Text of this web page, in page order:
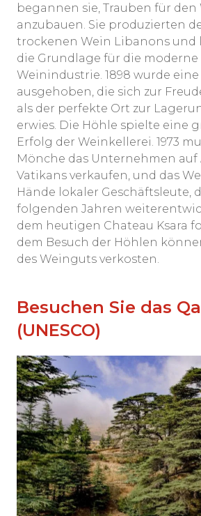
begannen sie, Trauben für den
anzubauen. Sie produzierten
trockenen Wein Libanons und
die Grundlage für die
Weinindustrie. 1898 wurde
ausgehoben, die sich zur
als der perfekte Ort zur
erwies. Die Höhle spielte eine
Erfolg der Weinkellerei. 1973
Mönche das Unternehmen
Vatikans verkaufen, und das
Hände lokaler Geschäftsleute,
folgenden Jahren
dem heutigen Chateau Ksara
dem Besuch der Höhlen
des Weinguts verkosten.
Besuchen Sie das
(UNESCO)